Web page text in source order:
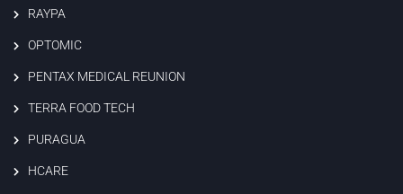
RAYPA
OPTOMIC
PENTAX MEDICAL REUNION
TERRA FOOD TECH
PURAGUA
HCARE